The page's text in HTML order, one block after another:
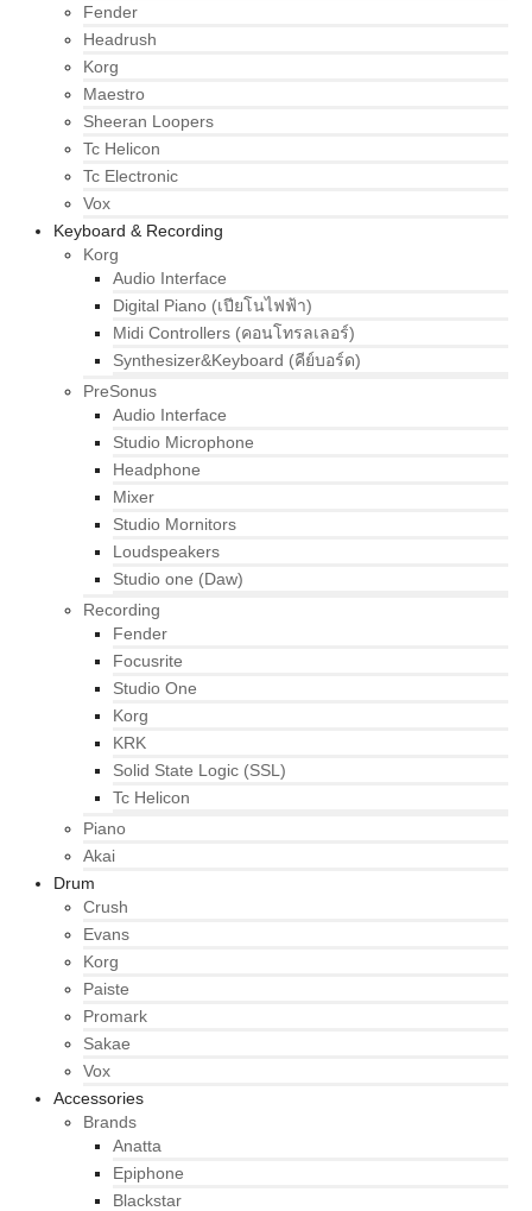
Fender
Headrush
Korg
Maestro
Sheeran Loopers
Tc Helicon
Tc Electronic
Vox
Keyboard & Recording
Korg
Audio Interface
Digital Piano (เปียโนไฟฟ้า)
Midi Controllers (คอนโทรลเลอร์)
Synthesizer&Keyboard (คีย์บอร์ด)
PreSonus
Audio Interface
Studio Microphone
Headphone
Mixer
Studio Mornitors
Loudspeakers
Studio one (Daw)
Recording
Fender
Focusrite
Studio One
Korg
KRK
Solid State Logic (SSL)
Tc Helicon
Piano
Akai
Drum
Crush
Evans
Korg
Paiste
Promark
Sakae
Vox
Accessories
Brands
Anatta
Epiphone
Blackstar